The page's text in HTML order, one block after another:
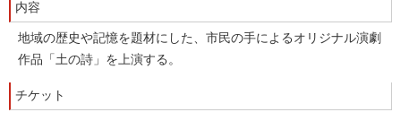
内容
地域の歴史や記憶を題材にした、市民の手によるオリジナル演劇
作品「土の詩」を上演する。
チケット